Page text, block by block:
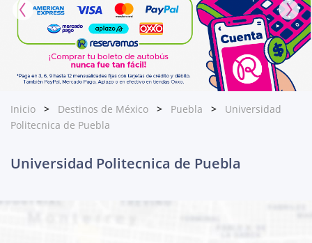
Inicio Destinos de México Puebla
Universidad
Politecnica de Puebla
Universidad Politecnica de Puebla